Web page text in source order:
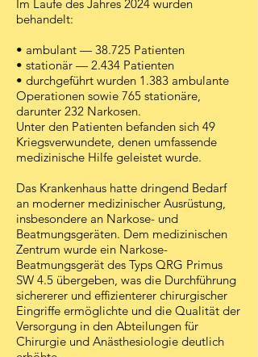
Im Laufe des Jahres 2024 wurden
behandelt:
• ambulant — 38.725 Patienten
• stationär — 2.434 Patienten
• durchgeführt wurden 1.383 ambulante
Operationen sowie 765 stationäre,
darunter 232 Narkosen.
Unter den Patienten befanden sich 49
Kriegsverwundete, denen umfassende
medizinische Hilfe geleistet wurde.
Das Krankenhaus hatte dringend Bedarf
an moderner medizinischer Ausrüstung,
insbesondere an Narkose- und
Beatmungsgeräten. Dem medizinischen
Zentrum wurde ein Narkose-
Beatmungsgerät des Typs QRG Primus
SW 4.5 übergeben, was die Durchführung
sichererer und effizienterer chirurgischer
Eingriffe ermöglichte und die Qualität der
Versorgung in den Abteilungen für
Chirurgie und Anästhesiologie deutlich